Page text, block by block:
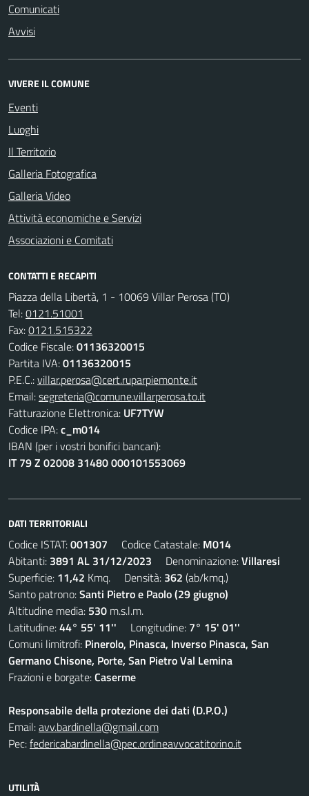
Comunicati
Avvisi
VIVERE IL COMUNE
Eventi
Luoghi
Il Territorio
Galleria Fotografica
Galleria Video
Attività economiche e Servizi
Associazioni e Comitati
CONTATTI E RECAPITI
Piazza della Libertà, 1 - 10069 Villar Perosa (TO)
Tel:0121.51001
Fax:0121.515322
Codice Fiscale:01136320015
Partita IVA:01136320015
P.E.C.:villar.perosa@cert.ruparpiemonte.it
Email:segreteria@comune.villarperosa.to.it
Fatturazione Elettronica: UF7TYW
Codice IPA:c_m014
IBAN (per i vostri bonifici bancari):
IT 79 Z 02008 31480 000101553069
DATI TERRITORIALI
Codice ISTAT:001307 Codice Catastale: M014
Abitanti: 3891 AL 31/12/2023 Denominazione:Villaresi
Superficie: 11,42 Kmq. Densità: 362 (ab/kmq.)
Santo patrono:Santi Pietro e Paolo (29 giugno)
Altitudine media: 530 m.s.l.m.
Latitudine:44° 55' 11'' Longitudine: 7° 15' 01''
Comuni limitrofi: Pinerolo, Pinasca, Inverso Pinasca, San
Germano Chisone, Porte, San Pietro Val Lemina
Frazioni e borgate:Caserme
Responsabile della protezione dei dati (D.P.O.)
Email:avv.bardinella@gmail.com
Pec:federicabardinella@pec.ordineavvocatitorino.it
UTILITÀ